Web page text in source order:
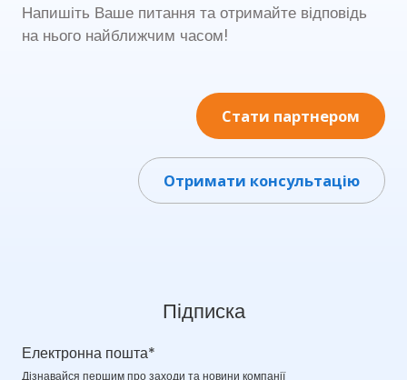
Напишіть Ваше питання та отримайте відповідь
на нього найближчим часом!
Стати партнером
Отримати консультацію
Підписка
Електронна пошта*
Дізнавайся першим про заходи та новини компанії